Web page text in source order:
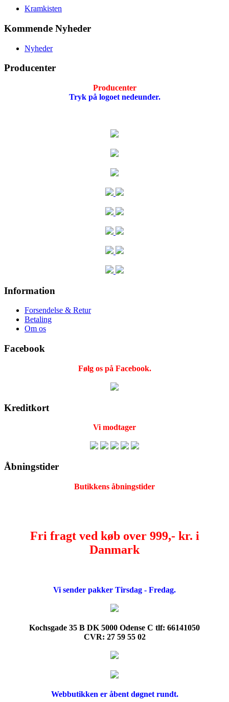
Kramkisten
Kommende Nyheder
Nyheder
Producenter
Producenter
Tryk på logoet nedeunder.
Information
Forsendelse & Retur
Betaling
Om os
Facebook
Følg os på Facebook.
Kreditkort
Vi modtager
Åbningstider
Butikkens åbningstider
Fri fragt ved køb over 999,- kr. i
Danmark
Vi sender pakker Tirsdag - Fredag.
Kochsgade 35 B DK 5000 Odense C tlf: 66141050
CVR: 27 59 55 02
Webbutikken er åbent døgnet rundt.